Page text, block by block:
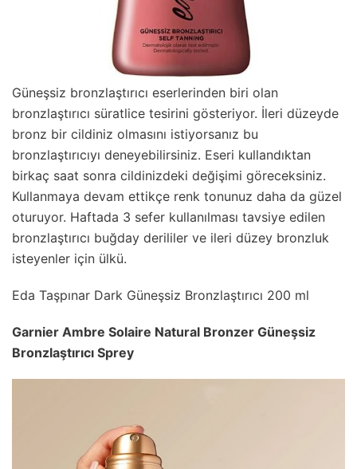
Güneşsiz bronzlaştırıcı eserlerinden biri olan
bronzlaştırıcı süratlice tesirini gösteriyor. İleri düzeyde
bronz bir cildiniz olmasını istiyorsanız bu
bronzlaştırıcıyı deneyebilirsiniz. Eseri kullandıktan
birkaç saat sonra cildinizdeki değişimi göreceksiniz.
Kullanmaya devam ettikçe renk tonunuz daha da güzel
oturuyor. Haftada 3 sefer kullanılması tavsiye edilen
bronzlaştırıcı buğday derililer ve ileri düzey bronzluk
isteyenler için ülkü.
Eda Taşpınar Dark Güneşsiz Bronzlaştırıcı 200 ml
Garnier Ambre Solaire Natural Bronzer Güneşsiz
Bronzlaştırıcı Sprey